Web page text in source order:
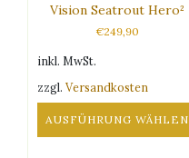
Vision Seatrout Hero²
€249,90
inkl. MwSt.
zzgl. Versandkosten
AUSFÜHRUNG WÄHLEN